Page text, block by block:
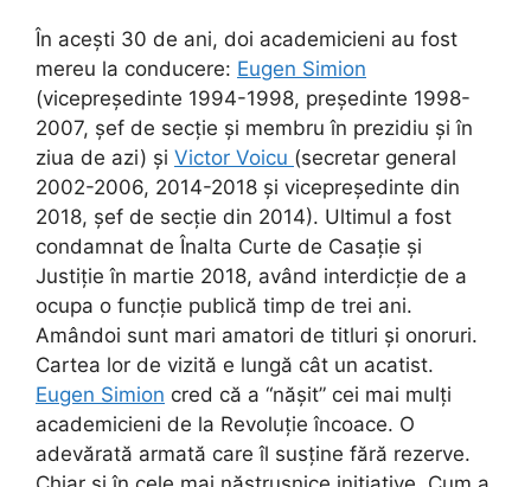
În acești 30 de ani, doi academicieni au fost
mereu la conducere: Eugen Simion
(vicepreședinte 1994-1998, președinte 1998-
2007, șef de secție și membru în prezidiu și în
ziua de azi) și Victor Voicu (secretar general
2002-2006, 2014-2018 și vicepreședinte din
2018, șef de secție din 2014). Ultimul a fost
condamnat de Înalta Curte de Casație și
Justiție în martie 2018, având interdicție de a
ocupa o funcție publică timp de trei ani.
Amândoi sunt mari amatori de titluri și onoruri.
Cartea lor de vizită e lungă cât un acatist.
Eugen Simion cred că a “nășit” cei mai mulți
academicieni de la Revoluție încoace. O
adevărată armată care îl susține fără rezerve.